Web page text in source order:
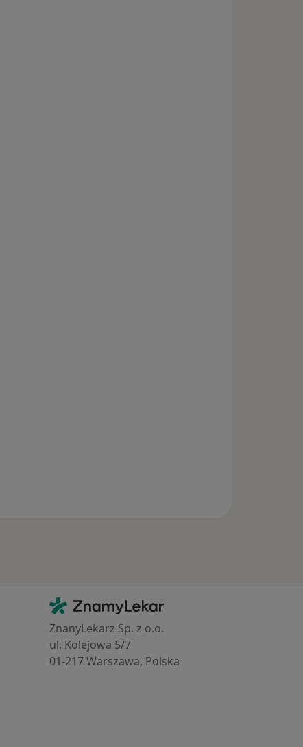
Kontakt
ZnamyLekar - Hlavní stránka
ZnanyLekarz Sp. z o.o.
ul. Kolejowa 5/7
01-217 Warszawa, Polska